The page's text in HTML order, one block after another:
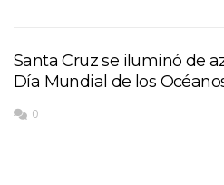
Santa Cruz se iluminó de
Día Mundial de los
0